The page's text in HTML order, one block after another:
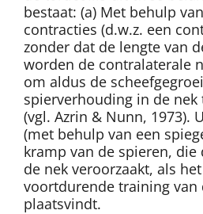
bestaat: (a) Met behulp
contracties (d.w.z. een
zonder dat de lengte van
worden de contralaterale
om aldus de
spierverhouding in de nek
(vgl. Azrin & Nunn, 1973).
(met behulp van een
kramp van de spieren, die
de nek veroorzaakt, als
voortdurende training van
plaatsvindt.